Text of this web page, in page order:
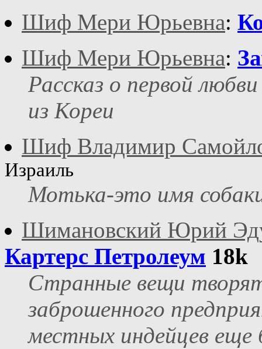
Шиф Мери Юрьевна:
Шиф Мери Юрьевна:
Рассказ о первой
из Кореи
Шиф Владимир
Израиль
Мотька-это имя
Шимановский Юрий
Картерс Петролеум 18k
Странные вещи
заброшенного
местных индейцев еще